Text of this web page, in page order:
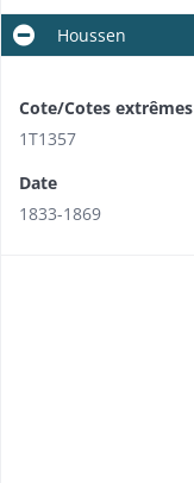
Houssen
Cote/Cotes extrêmes
1T1357
Date
1833-1869